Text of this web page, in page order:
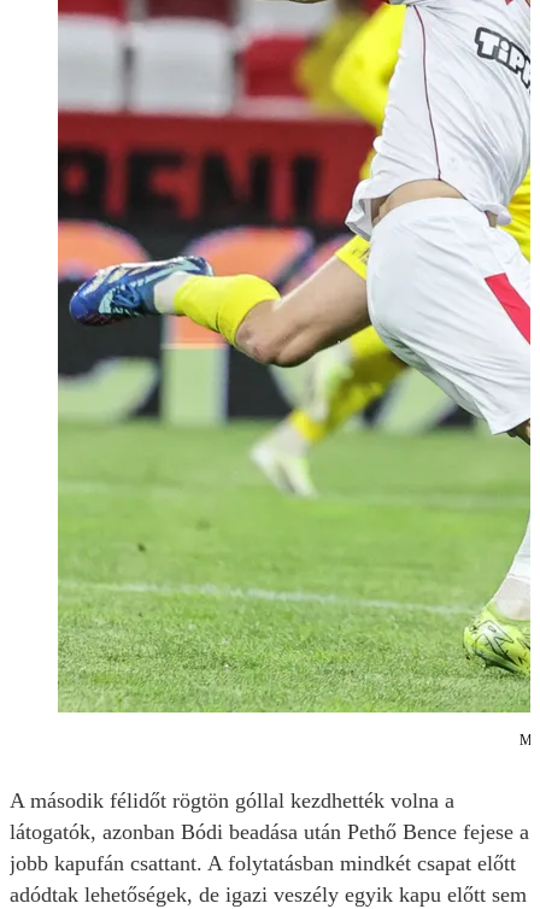
A második félidőt rögtön góllal kezdhették volna a
látogatók, azonban Bódi beadása után Pethő Bence fejese a
jobb kapufán csattant. A folytatásban mindkét csapat előtt
adódtak lehetőségek, de igazi veszély egyik kapu előtt sem